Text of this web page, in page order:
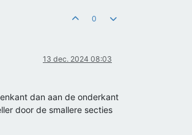
0
13 dec. 2024 08:03
dan aan de onderkant
door de smallere secties